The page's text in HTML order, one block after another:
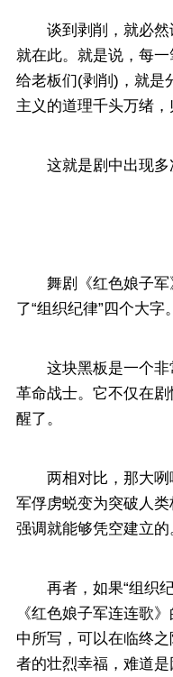
谈到剥削，就必然谈
就在此。就是说，每
给老板们(剥削)，就是
主义的道理千头万绪
这就是剧中出现多
舞剧《红色娘子军》
了“组织纪律”四个大
这块黑板是一个非常
革命战士。它不仅在
醒了。
两相对比，那大咧咧
军俘虏蜕变为突破人
强调就能够凭空建立
再者，如果“组织纪
《红色娘子军连连歌
中所写，可以在临终
者的壮烈幸福，难道是